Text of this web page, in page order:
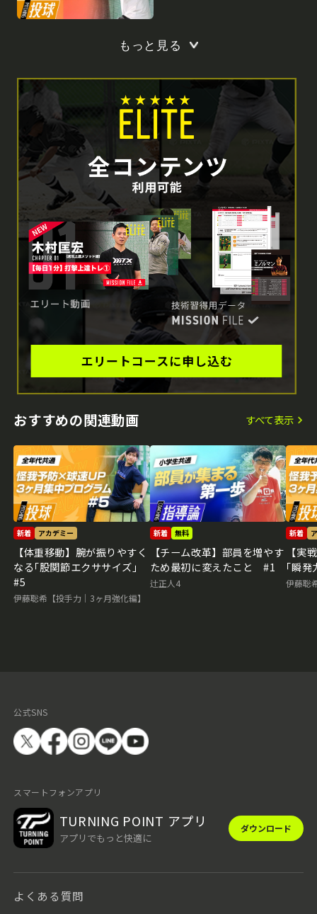
もっと見る
おすすめの関連動画 すべて表示
新着 アカデミー
【体重移動】腕が振りやすく
なる｢股関節エクササイズ｣
#5
伊藤聡希【投手力｜3ヶ月強化編】
新着 無料
【チーム改革】部員を増やす
ため最初に変えたこと #1
辻正人4
新着
【実
｢瞬
伊藤聡
公式SNS
スマートフォンアプリ
TURNING POINT アプリ
アプリでもっと快適に
ダウンロード
よくある質問